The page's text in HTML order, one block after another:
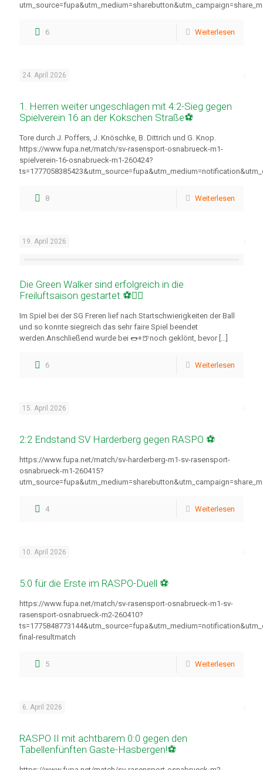
6 Weiterlesen
24. April 2026
1. Herren weiter ungeschlagen mit 4:2-Sieg gegen
Spielverein 16 an der Kokschen Straße⚽
Tore durch J. Poffers, J. Knöschke, B. Dittrich und G. Knop.
https://www.fupa.net/match/sv-rasensport-osnabrueck-m1-
spielverein-16-osnabrueck-m1-260424?
8 Weiterlesen
19. April 2026
Die Green Walker sind erfolgreich in die
Freiluftsaison gestartet.⚽🚶‍♂️
Im Spiel bei der SG Freren lief nach Startschwierigkeiten der Ball
und so konnte siegreich das sehr faire Spiel beendet
werden.Anschließend wurde bei 🌭+🍺noch geklönt, bevor[…]
6 Weiterlesen
15. April 2026
2:2 Endstand SV Harderberg gegen RASPO ⚽
https://www.fupa.net/match/sv-harderberg-m1-sv-rasensport-
osnabrueck-m1-260415?
4 Weiterlesen
10. April 2026
5:0 für die Erste im RASPO-Duell ⚽
https://www.fupa.net/match/sv-rasensport-osnabrueck-m1-sv-
rasensport-osnabrueck-m2-260410?
final-resultmatch
5 Weiterlesen
6. April 2026
RASPO II mit achtbarem 0:0 gegen den
Tabellenfünften Gaste-Hasbergen!⚽